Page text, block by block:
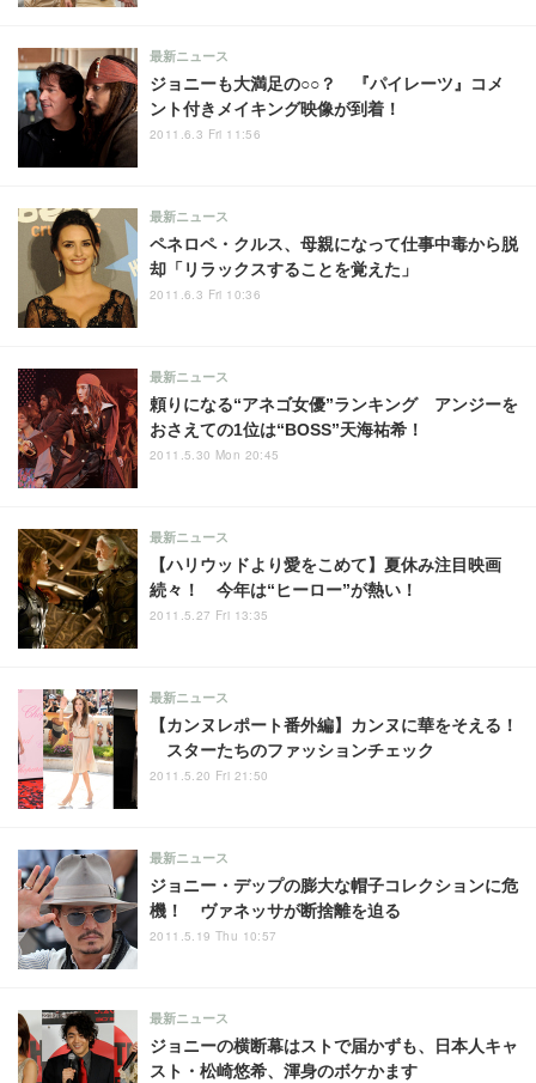
ジョニーも大満足の○○？ 『パイレーツ』コメ
ント付きメイキング映像が到着！
最新ニュース
2011.6.3 Fri 11:56
ペネロペ・クルス、母親になって仕事中毒から脱
却「リラックスすることを覚えた」
最新ニュース
2011.6.3 Fri 10:36
頼りになる“アネゴ女優”ランキング アンジーを
おさえての1位は“BOSS”天海祐希！
最新ニュース
2011.5.30 Mon 20:45
【ハリウッドより愛をこめて】夏休み注目映画
続々！ 今年は“ヒーロー”が熱い！
最新ニュース
2011.5.27 Fri 13:35
【カンヌレポート番外編】カンヌに華をそえる！
スターたちのファッションチェック
最新ニュース
2011.5.20 Fri 21:50
ジョニー・デップの膨大な帽子コレクションに危
機！ ヴァネッサが断捨離を迫る
最新ニュース
2011.5.19 Thu 10:57
ジョニーの横断幕はストで届かずも、日本人キャ
スト・松崎悠希、渾身のボケかます
最新ニュース